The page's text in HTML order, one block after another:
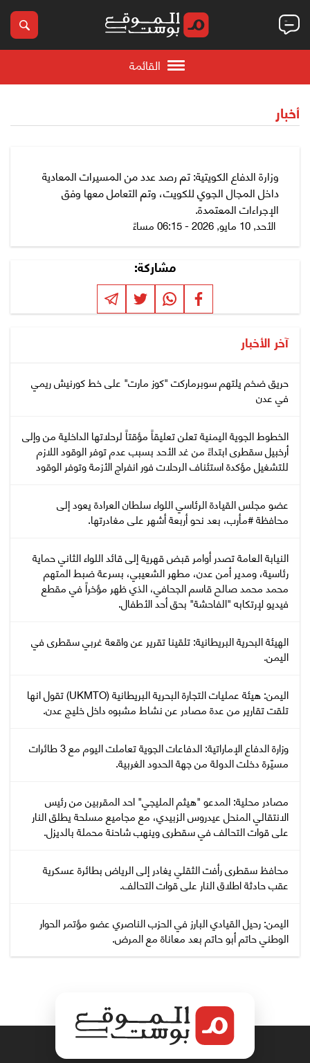
القائمة
أخبار
وزارة الدفاع الكويتية: تم رصد عدد من المسيرات المعادية
داخل المجال الجوي للكويت، وتم التعامل معها وفق
الإجراءات المعتمدة.
الأحد, 10 مايو, 2026 - 06:15 مساءً
مشاركة:
آخر الأخبار
حريق ضخم يلتهم سوبرماركت "كوز مارت" على خط كورنيش ريمي
في عدن
الخطوط الجوية اليمنية تعلن تعليقاً مؤقتاً لرحلاتها الداخلية من وإلى
أرخبيل سقطرى ابتداءً من غد الأحد بسبب عدم توفر الوقود اللازم
للتشغيل مؤكدة استئناف الرحلات فور انفراج الأزمة وتوفر الوقود
عضو مجلس القيادة الرئاسي اللواء سلطان العرادة يعود إلى
محافظة #مأرب، بعد نحو أربعة أشهر على مغادرتها.
النيابة العامة تصدر أوامر قبض قهرية إلى قائد اللواء الثاني حماية
رئاسية، ومدير أمن عدن، مطهر الشعيبي، بسرعة ضبط المتهم
محمد محمد صالح قاسم الجحافي، الذي ظهر مؤخراً في مقطع
فيديو لإرتكابه "الفاحشة" بحق أحد الأطفال.
‏الهيئة البحرية البريطانية: تلقينا تقرير عن واقعة غربي سقطرى في
اليمن.
اليمن: هيئة عمليات التجارة البحرية البريطانية (UKMTO) تقول انها
تلقت تقارير من عدة مصادر عن نشاط مشبوه داخل خليج عدن.
وزارة الدفاع الإماراتية: الدفاعات الجوية تعاملت اليوم مع 3 طائرات
مسيّرة دخلت الدولة من جهة الحدود الغربية.
مصادر محلية: المدعو "هيثم المليجي" احد المقربين من رئيس
الانتقالي المنحل عيدروس الزبيدي، مع مجاميع مسلحة يطلق النار
على قوات التحالف في سقطرى وينهب شاحنة محملة بالديزل.
محافظ سقطرى رأفت الثقلي يغادر إلى الرياض بطائرة عسكرية
عقب حادثة اطلاق النار على قوات التحالف.
اليمن: رحيل القيادي البارز في الحزب الناصري عضو مؤتمر الحوار
الوطني حاتم أبو حاتم بعد معاناة مع المرض.